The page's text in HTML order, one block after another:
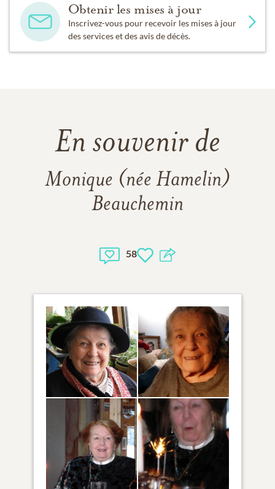
Obtenir les mises à jour
Inscrivez-vous pour recevoir les mises à jour
des services et des avis de décès.
En souvenir de
Monique (née Hamelin)
Beauchemin
58